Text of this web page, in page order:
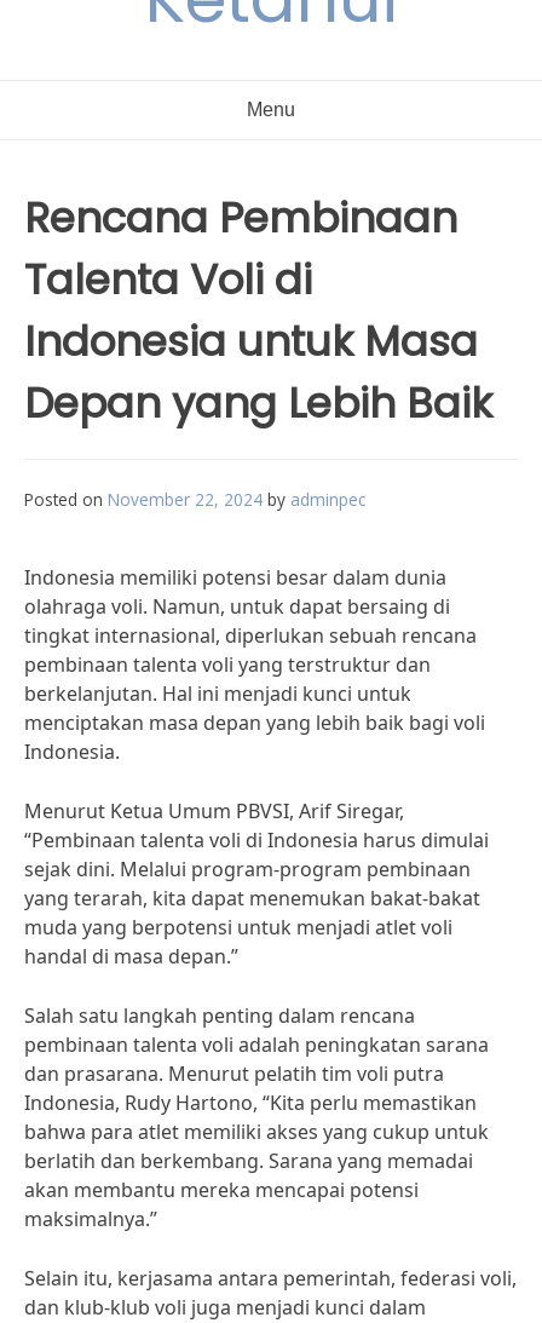
Menu
Rencana Pembinaan
Talenta Voli di
Indonesia untuk Masa
Depan yang Lebih Baik
Posted on November 22, 2024 by adminpec
Indonesia memiliki potensi besar dalam dunia
olahraga voli. Namun, untuk dapat bersaing di
tingkat internasional, diperlukan sebuah rencana
pembinaan talenta voli yang terstruktur dan
berkelanjutan. Hal ini menjadi kunci untuk
menciptakan masa depan yang lebih baik bagi voli
Indonesia.
Menurut Ketua Umum PBVSI, Arif Siregar,
“Pembinaan talenta voli di Indonesia harus dimulai
sejak dini. Melalui program-program pembinaan
yang terarah, kita dapat menemukan bakat-bakat
muda yang berpotensi untuk menjadi atlet voli
handal di masa depan.”
Salah satu langkah penting dalam rencana
pembinaan talenta voli adalah peningkatan sarana
dan prasarana. Menurut pelatih tim voli putra
Indonesia, Rudy Hartono, “Kita perlu memastikan
bahwa para atlet memiliki akses yang cukup untuk
berlatih dan berkembang. Sarana yang memadai
akan membantu mereka mencapai potensi
maksimalnya.”
Selain itu, kerjasama antara pemerintah, federasi voli,
dan klub-klub voli juga menjadi kunci dalam